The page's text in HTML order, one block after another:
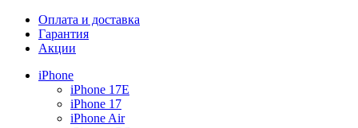
Оплата и доставка
Гарантия
Акции
iPhone
iPhone 17E
iPhone 17
iPhone Air